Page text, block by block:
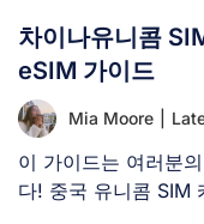
차이나유니콤
eSIM 가이드
Mia Moore
이 가이드는 여러분
다! 중국 유니콤 SIM